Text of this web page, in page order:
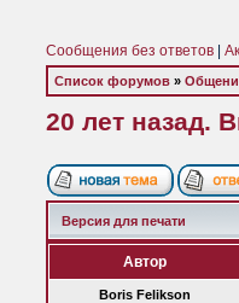
Сообщения без ответов
Список форумов »
20 лет назад.
Версия для печати
Автор
Boris Felikson